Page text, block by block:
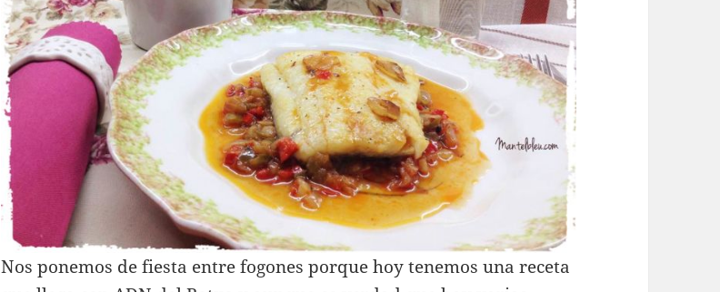
Nos ponemos de fiesta entre fogones porque hoy tenemos una receta